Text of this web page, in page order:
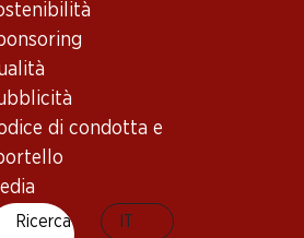
di condotta e
Ricerca
beva